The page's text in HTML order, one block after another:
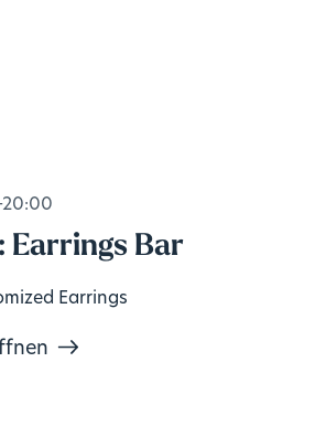
20:00
Earrings Bar
Earrings